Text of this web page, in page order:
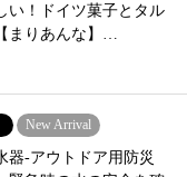
い！ドイツ菓子とタル
まりあんな】…
New Arrival
器-アウトドア用防災